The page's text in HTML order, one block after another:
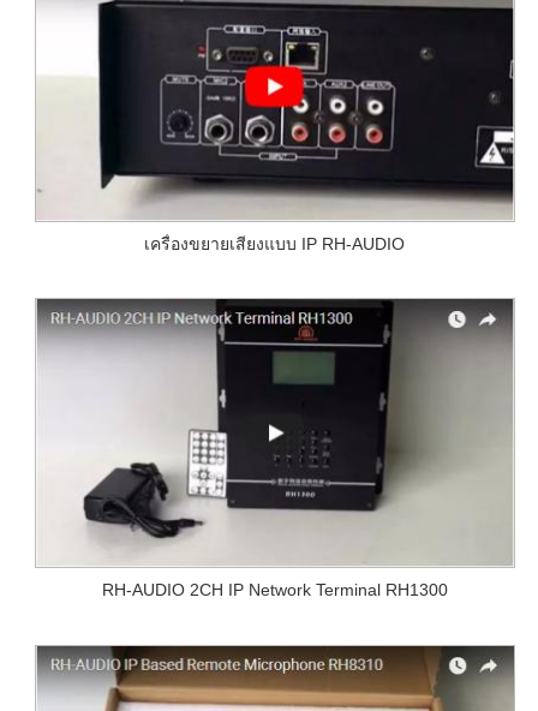
เครื่องขยายเสียงแบบ IP RH-AUDIO
RH-AUDIO 2CH IP Network Terminal RH1300